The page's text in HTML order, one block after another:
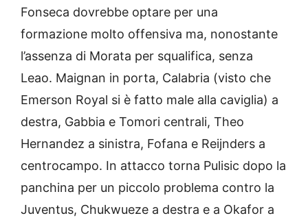
Fonseca dovrebbe optare per una
formazione molto offensiva ma, nonostante
l’assenza di Morata per squalifica, senza
Leao. Maignan in porta, Calabria (visto che
Emerson Royal si è fatto male alla caviglia) a
destra, Gabbia e Tomori centrali, Theo
Hernandez a sinistra, Fofana e Reijnders a
centrocampo. In attacco torna Pulisic dopo la
panchina per un piccolo problema contro la
Juventus, Chukwueze a destra e a Okafor a